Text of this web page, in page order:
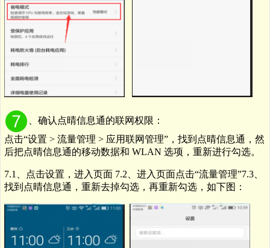
确认点晴信息通的联网权限：
点击“设置 > 流量管理 > 应用联网管理” ，找到点晴信息通，然
后把点晴信息通的移动数据和 WLAN 选项，重新进行勾选。
7.1、点击设置，进入页面 7.2、进入页面点击“流量管理”7.3、
找到点晴信息通，重新去掉勾选，再重新勾选，如下图：